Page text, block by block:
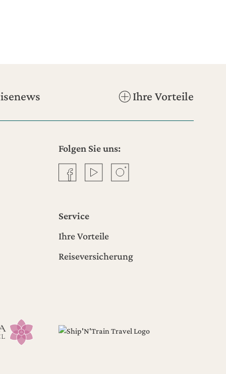
Ihre Vorteile
Folgen Sie uns:
Facebook YouTube Instagram
Service
Ihre Vorteile
Reiseversicherung